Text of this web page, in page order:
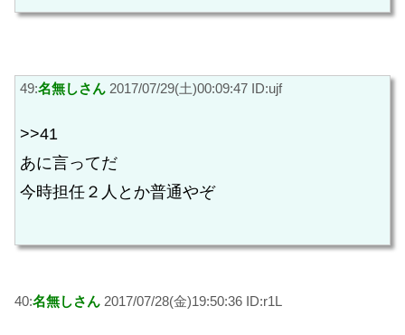
49:名無しさん 2017/07/29(土)00:09:47 ID:ujf
>>41
あに言ってだ
今時担任２人とか普通やぞ
40:名無しさん 2017/07/28(金)19:50:36 ID:r1L